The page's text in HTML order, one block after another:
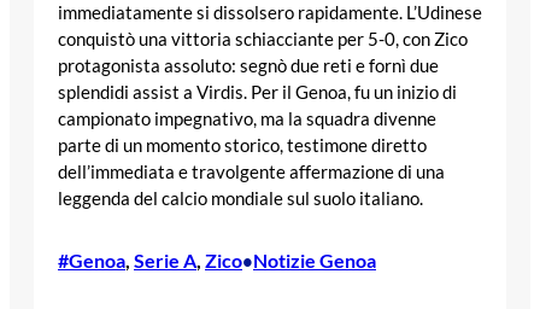
immediatamente si dissolsero rapidamente. L’Udinese
conquistò una vittoria schiacciante per 5-0, con Zico
protagonista assoluto: segnò due reti e fornì due
splendidi assist a Virdis. Per il Genoa, fu un inizio di
campionato impegnativo, ma la squadra divenne
parte di un momento storico, testimone diretto
dell’immediata e travolgente affermazione di una
leggenda del calcio mondiale sul suolo italiano.
#Genoa, Serie A, Zico•Notizie Genoa